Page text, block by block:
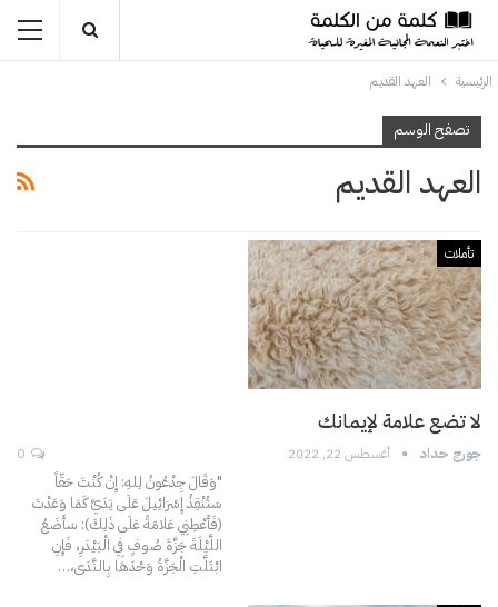
الرئيسية العهد القديم
تصفح الوسم
العهد القديم
تأملات
لا تضع علامة لإيمانك
جورج حداد أغسطس 22, 2022
"وَقَالَ جِدْعُونُ لِلهِ: إِنْ كُنْتَ حَقّاً
سَتُنْقِذُ إِسْرَائِيلَ عَلَى يَدَيَّ كَمَا وَعَدْتَ
(فَأَعْطِنِي عَلامَةً عَلَى ذَلِكَ): سَأَضَعُ
اللَّيْلَةَ جَزَّةَ صُوفٍ فِي الْبَيْدَرِ، فَإِنِ
ابْتَلَّتِ الْجَزَّةُ وَحْدَهَا بِالنَّدَى،…